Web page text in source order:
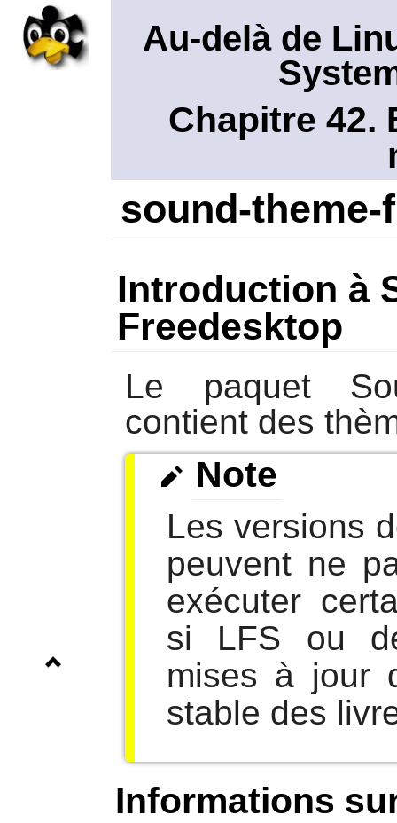
Au-delà de
Chapitre 42.
sound-theme-
Introduction à
Freedesktop
Le paquet
contient des
Note
Les versions
peuvent ne
exécuter
si LFS ou
mises à jour
stable des
Informations